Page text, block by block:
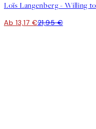
Ab 13,17 €21,95 €